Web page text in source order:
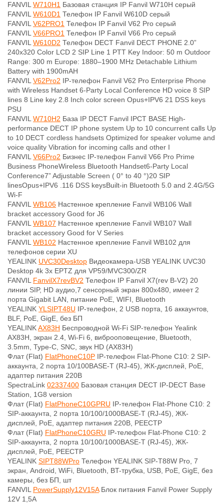
FANVILW710H1 Базовая станция IP Fanvil W710H серый
FANVILW610D1 Телефон IP Fanvil W610D серый
FANVILV62PRO1 Телефон IP Fanvil V62 Pro серый
FANVILV66PRO1 Телефон IP Fanvil V66 Pro серый
FANVILW610D2 Телефон DECT Fanvil DECT PHONE 2.0”
240x320 Color LCD 2 SIP Line 1 PTT Key Indoor: 50 m Outdoor
Range: 300 m Europe: 1880–1900 MHz Detachable Lithium
Battery with 1900mAH
FANVILV62Pro2 IP-телефон Fanvil V62 Pro Enterprise Phone
with Wireless Handset 6-Party Local Conference HD voice 8 SIP
lines 8 Line key 2.8 Inch color screen Opus+IPV6 21 DSS keys
PSU
FANVILW710H2 База IP DECT Fanvil IPCT BASE High-
performance DECT IP phone system Up to 10 concurrent calls Up
to 10 DECT cordless handsets Optimized for speaker volume and
voice quality Vibration for incoming calls and other I
FANVILV66Pro2 Бизнес IP-телефон Fanvil V66 Pro Prime
Business PhoneWireless Bluetooth Handset6-Party Local
Conference7” Adjustable Screen ( 0° to 40 °)20 SIP
linesOpus+IPV6 .116 DSS keysBuilt-in Bluetooth 5.0 and 2.4G/5G
Wi-F
FANVILWB106 Настенное крепление Fanvil WB106 Wall
bracket accessory Good for J6
FANVILWB107 Настенное крепление Fanvil WB107 Wall
bracket accessory Good for V Series
FANVILWB102 Настенное крепление Fanvil WB102 для
телефонов серии XU
YEALINK UVC30Desktop Видеокамера-USB YEALINK UVC30
Desktop 4k 3x EPTZ для VP59/MVC300/ZR
FANVIL FanvilX7revBV2 Телефон IP Fanvil X7(rev B-V2) 20
линии SIP, HD аудио,7 сенсорный экран 800x480, имеет 2
порта Gigabit LAN, питание PoE, WIFI, Bluetooth
YEALINK YLSIPT48U IP-телефон, 2 USB порта, 16 аккаунтов,
BLF, PoE, GigE, без БП
YEALINKAX83H Беспроводной Wi-Fi SIP-телефон Yealink
AX83H, экран 2.4, Wi-Fi 6, виброоповещение, Bluetooth,
3.5mm, Type-C, SNC, звук HD (AX83H)
Флат (Flat) FlatPhoneC10P IP-телефон Flat-Phone C10: 2 SIP-
аккаунта, 2 порта 10/100BASE-T (RJ-45), ЖК-дисплей, PoE,
адаптер питания 220В
SpectraLink 02337400 Базовая станция DECT IP-DECT Base
Station, 1G8 version
Флат (Flat) FlatPhoneC10GPRU IP-телефон Flat-Phone C10: 2
SIP-аккаунта, 2 порта 10/100/1000BASE-T (RJ-45), ЖК-
дисплей, PoE, адаптер питания 220В, РЕЕСТР
Флат (Flat) FlatPhoneC10GRU IP-телефон Flat-Phone C10: 2
SIP-аккаунта, 2 порта 10/100/1000BASE-T (RJ-45), ЖК-
дисплей, PoE, РЕЕСТР
YEALINK SIPT88WPro Телефон YEALINK SIP-T88W Pro, 7
экран, Android, WiFi, Bluetooth, BT-трубка, USB, PoE, GigE, без
камеры, без БП, шт
FANVIL PowerSupply12V15AБлок питания Fanvil Power Supply
12V 1,5A